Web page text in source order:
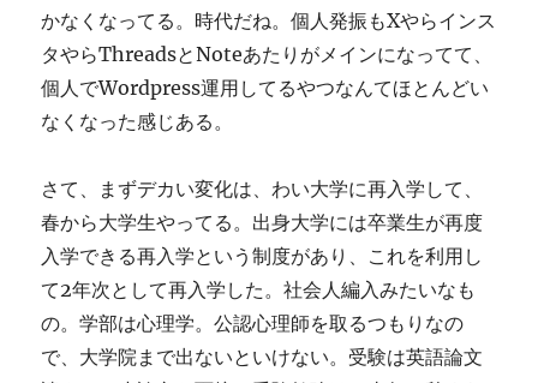
かなくなってる。時代だね。個人発振もXやらインス
タやらThreadsとNoteあたりがメインになってて、
個人でWordpress運用してるやつなんてほとんどい
なくなった感じある。
さて、まずデカい変化は、わい大学に再入学して、
春から大学生やってる。出身大学には卒業生が再度
入学できる再入学という制度があり、これを利用し
て2年次として再入学した。社会人編入みたいなも
の。学部は心理学。公認心理師を取るつもりなの
で、大学院まで出ないといけない。受験は英語論文